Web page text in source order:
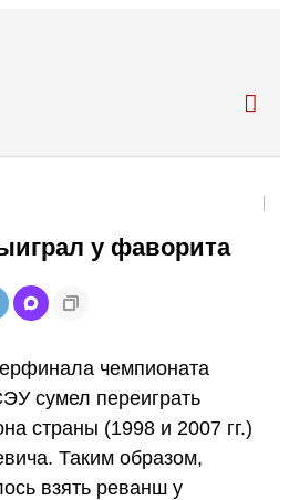
у фаворита
чемпионата
сумел переиграть
страны (1998 и 2007 гг.)
Таким образом,
взять реванш у